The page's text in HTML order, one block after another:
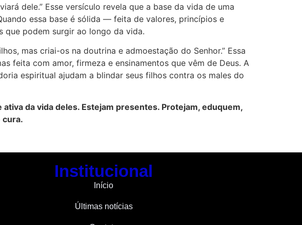
dele.” Esse versículo revela que a base da vida de uma
essa base é sólida — feita de valores, princípios e
que podem surgir ao longo da vida.
mas criai-os na doutrina e admoestação do Senhor.” Essa
feita com amor, firmeza e ensinamentos que vêm de Deus. A
espiritual ajudam a blindar seus filhos contra os males do
da vida deles. Estejam presentes. Protejam, eduquem,
cura.
Institucional
Início
Últimas notícias